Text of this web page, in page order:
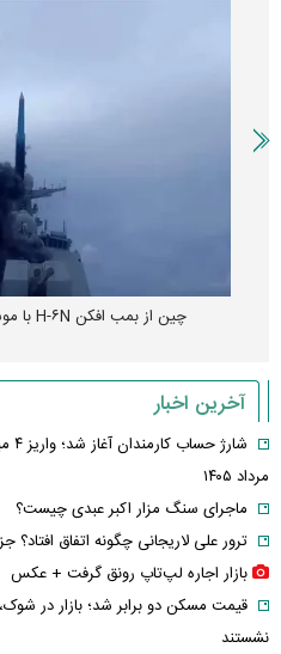
پهپاد رهگیر یا موشک پدافند؛
آخرین اخبار
مرداد ۱۴۰۵
ماجرای سنگ مزار اکبر عبدی چیست؟
ترور علی لاریجانی چگونه اتفاق افتاد؟
بازار اجاره لپ‌تاپ رونق گرفت + عکس
قیمت مسکن دو برابر شد؛ بازار در
نشستند